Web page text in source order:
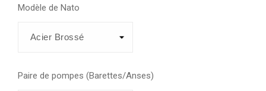
Modèle de Nato
Paire de pompes (Barettes/Anses)